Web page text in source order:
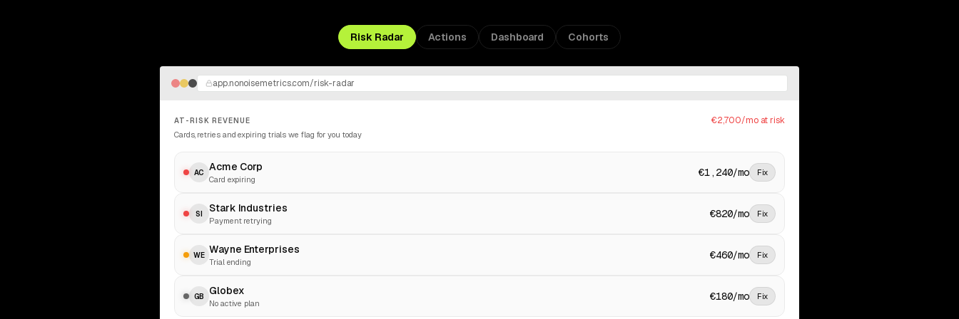
Risk Radar Actions Dashboard Cohorts
app.nonoisemetrics.com/risk-radar
AT-RISK REVENUE €2,700/mo at risk
Cards, retries and expiring trials we flag for you today
AC Acme Corp
Card expiring
€1,240/mo Fix
SI Stark Industries
Payment retrying
€820/mo Fix
WE Wayne Enterprises
Trial ending
€460/mo Fix
GB Globex
No active plan
€180/mo Fix